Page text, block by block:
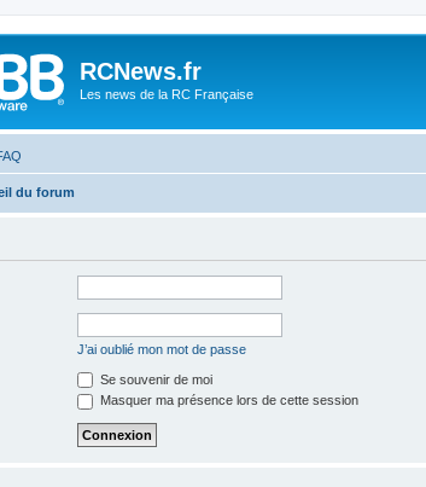
RCNews.fr
Les news de la RC Française
du forum
J’ai oublié mon mot de passe
Se souvenir de moi
Masquer ma présence lors de cette session